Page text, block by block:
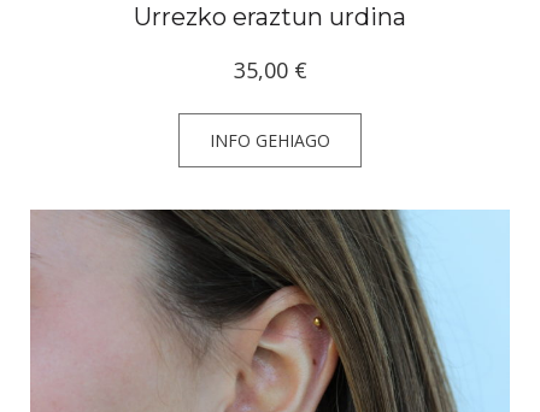
Urrezko eraztun urdina
35,00 €
INFO GEHIAGO